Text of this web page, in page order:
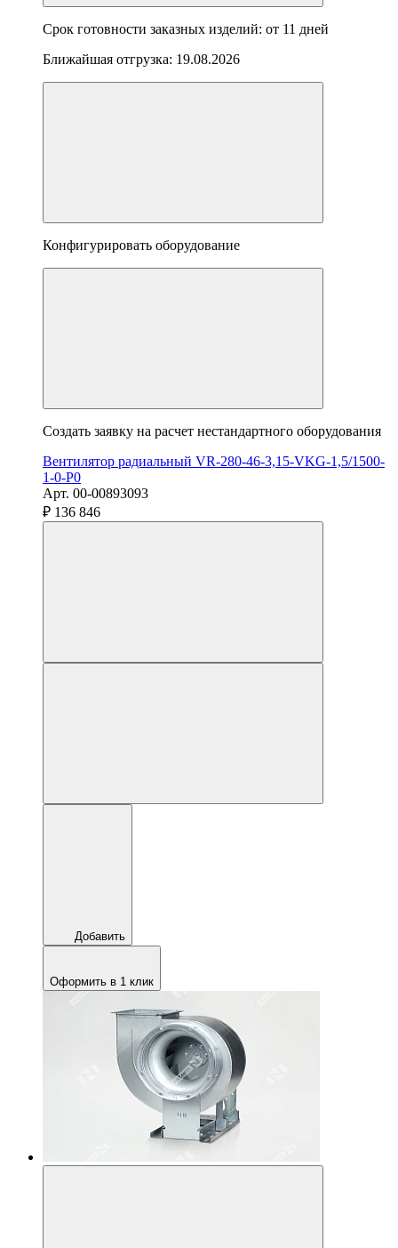
Срок готовности заказных изделий: от 11 дней
Ближайшая отгрузка: 19.08.2026
Конфигурировать оборудование
Создать заявку на расчет нестандартного оборудования
Вентилятор радиальный VR-280-46-3,15-VKG-1,5/1500-
1-0-P0
Арт. 00-00893093
₽ 136 846
Добавить
Оформить в 1 клик